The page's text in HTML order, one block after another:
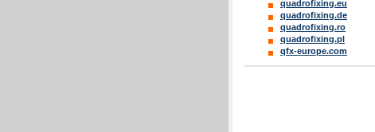
quadrofixing.eu
quadrofixing.de
quadrofixing.ro
quadrofixing.pl
qfx-europe.com